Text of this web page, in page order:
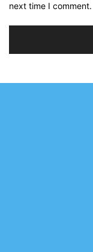
next time I comment.